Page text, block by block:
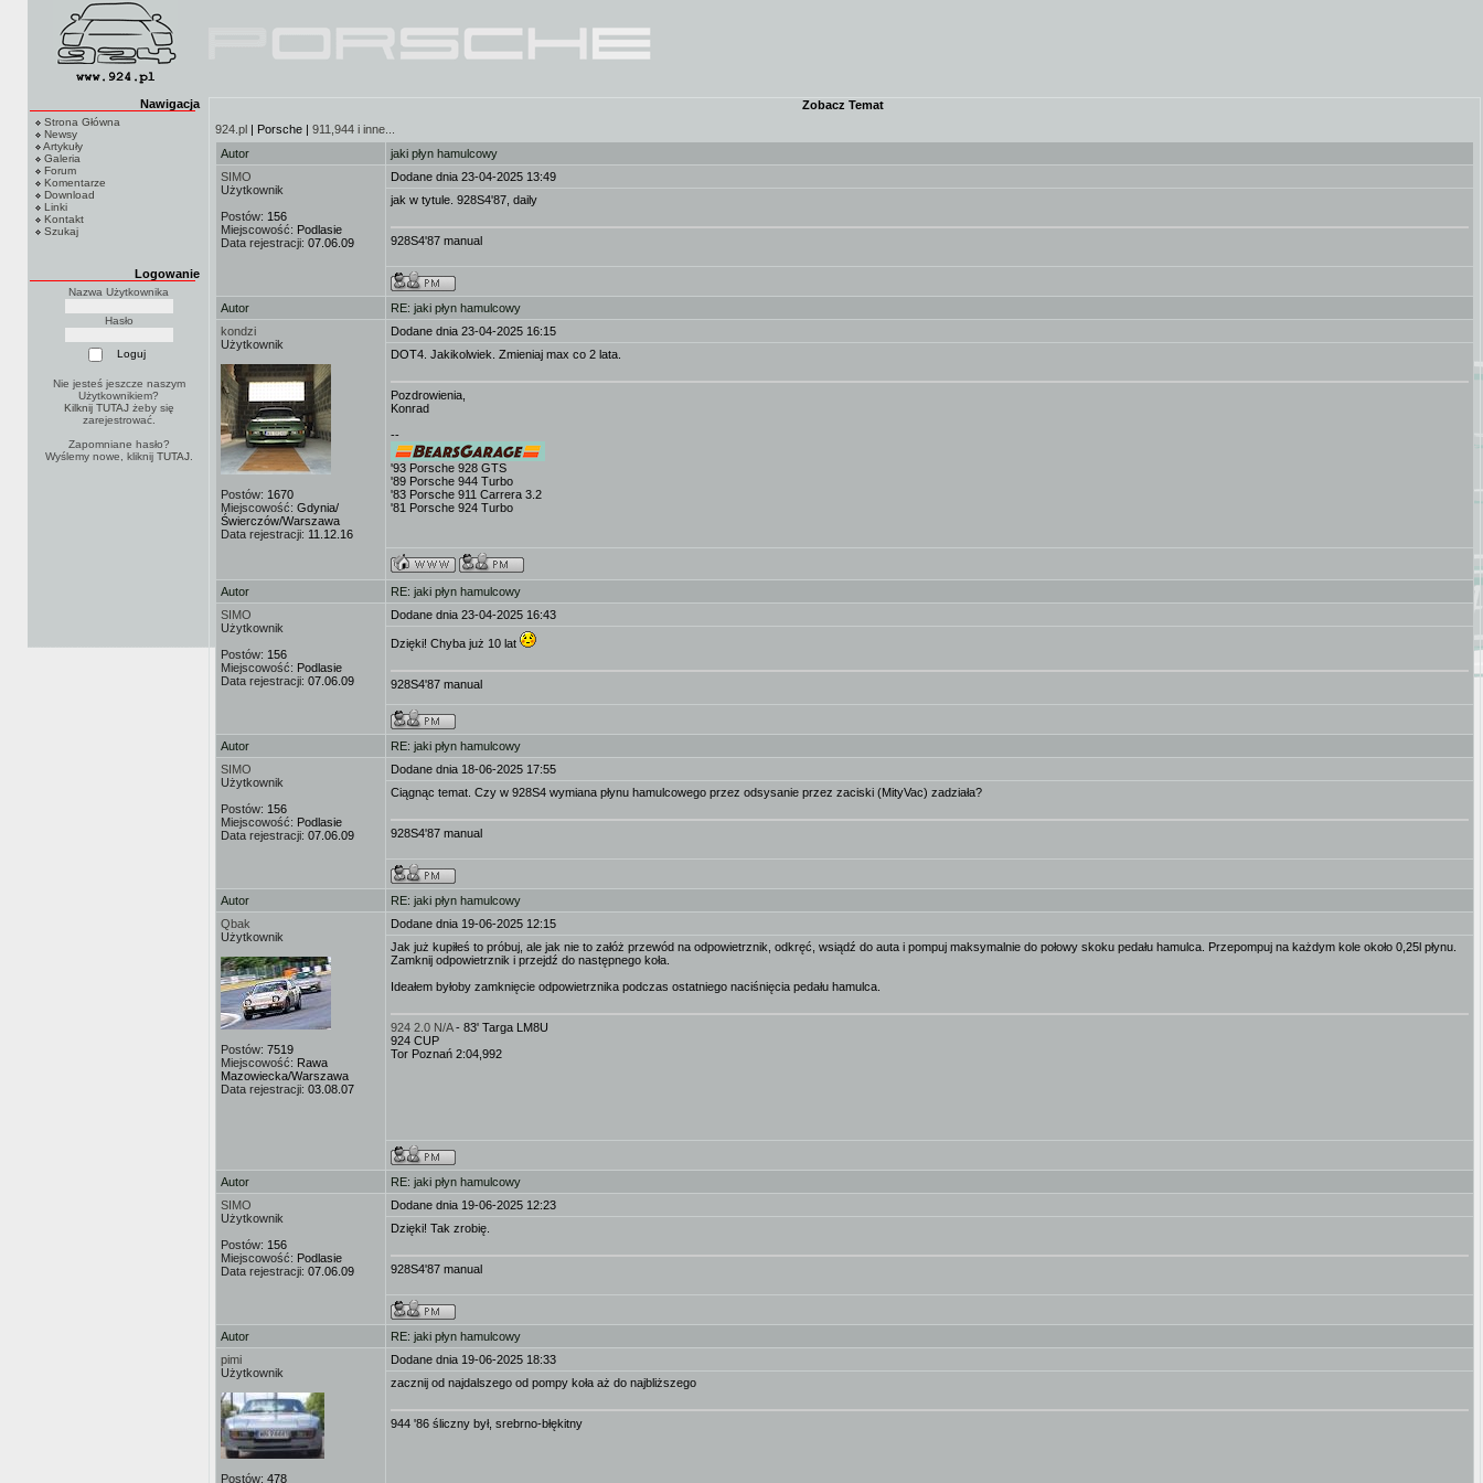
Nawigacja
Strona Główna
Newsy
Artykuły
Galeria
Forum
Komentarze
Download
Linki
Kontakt
Szukaj
Logowanie
Nazwa Użytkownika
Hasło
Nie jesteś jeszcze naszym
Użytkownikiem?
Kilknij TUTAJżeby się
zarejestrować.
Zapomniane hasło?
Wyślemy nowe, kliknij TUTAJ.
Zobacz Temat
924.pl | Porsche | 911,944 i inne...
Autor
jaki płyn hamulcowy
SIMO
Użytkownik
Postów: 156
Miejscowość: Podlasie
Data rejestracji: 07.06.09
Dodane dnia 23-04-2025 13:49
jak w tytule. 928S4'87, daily
928S4'87 manual
Autor
RE: jaki płyn hamulcowy
kondzi
Użytkownik
Postów: 1670
Miejscowość: Gdynia/
Świerczów/Warszawa
Data rejestracji: 11.12.16
Dodane dnia 23-04-2025 16:15
DOT4. Jakikolwiek. Zmieniaj max co 2 lata.
Pozdrowienia,
Konrad
--
'93 Porsche 928 GTS
'89 Porsche 944 Turbo
'83 Porsche 911 Carrera 3.2
'81 Porsche 924 Turbo
Autor
RE: jaki płyn hamulcowy
SIMO
Użytkownik
Postów: 156
Miejscowość: Podlasie
Data rejestracji: 07.06.09
Dodane dnia 23-04-2025 16:43
Dzięki! Chyba już 10 lat
928S4'87 manual
Autor
RE: jaki płyn hamulcowy
SIMO
Użytkownik
Postów: 156
Miejscowość: Podlasie
Data rejestracji: 07.06.09
Dodane dnia 18-06-2025 17:55
Ciągnąc temat. Czy w 928S4 wymiana płynu hamulcowego przez odsysanie przez zaciski (MityVac) zadziała?
928S4'87 manual
Autor
RE: jaki płyn hamulcowy
Qbak
Użytkownik
Postów: 7519
Miejscowość: Rawa
Mazowiecka/Warszawa
Data rejestracji: 03.08.07
Dodane dnia 19-06-2025 12:15
Jak już kupiłeś to próbuj, ale jak nie to załóż przewód na odpowietrznik, odkręć, wsiądź do auta i pompuj maksymalnie do połowy skoku pedału hamulca. Przepompuj na każdym kole około 0,25l płynu.
Zamknij odpowietrznik i przejdź do następnego koła.
Ideałem byłoby zamknięcie odpowietrznika podczas ostatniego naciśnięcia pedału hamulca.
924 2.0 N/A- 83' Targa LM8U
924 CUP
Tor Poznań 2:04,992
Autor
RE: jaki płyn hamulcowy
SIMO
Użytkownik
Postów: 156
Miejscowość: Podlasie
Data rejestracji: 07.06.09
Dodane dnia 19-06-2025 12:23
Dzięki! Tak zrobię.
928S4'87 manual
Autor
RE: jaki płyn hamulcowy
pimi
Użytkownik
Postów: 478
Dodane dnia 19-06-2025 18:33
zacznij od najdalszego od pompy koła aż do najbliższego
944 '86 śliczny był, srebrno-błękitny